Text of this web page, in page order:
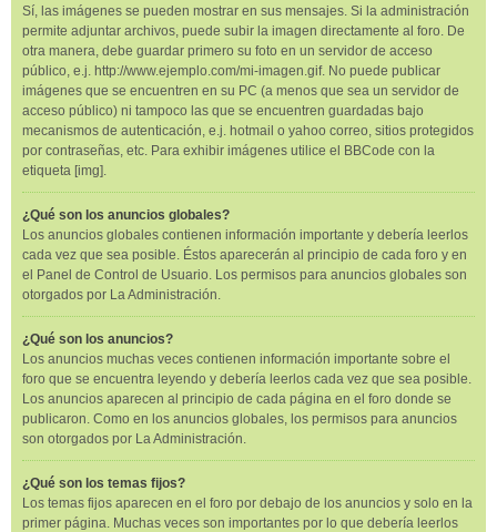
Sí, las imágenes se pueden mostrar en sus mensajes. Si la administración
permite adjuntar archivos, puede subir la imagen directamente al foro. De
otra manera, debe guardar primero su foto en un servidor de acceso
público, e.j. http://www.ejemplo.com/mi-imagen.gif. No puede publicar
imágenes que se encuentren en su PC (a menos que sea un servidor de
acceso público) ni tampoco las que se encuentren guardadas bajo
mecanismos de autenticación, e.j. hotmail o yahoo correo, sitios protegidos
por contraseñas, etc. Para exhibir imágenes utilice el BBCode con la
etiqueta [img].
¿Qué son los anuncios globales?
Los anuncios globales contienen información importante y debería leerlos
cada vez que sea posible. Éstos aparecerán al principio de cada foro y en
el Panel de Control de Usuario. Los permisos para anuncios globales son
otorgados por La Administración.
¿Qué son los anuncios?
Los anuncios muchas veces contienen información importante sobre el
foro que se encuentra leyendo y debería leerlos cada vez que sea posible.
Los anuncios aparecen al principio de cada página en el foro donde se
publicaron. Como en los anuncios globales, los permisos para anuncios
son otorgados por La Administración.
¿Qué son los temas fijos?
Los temas fijos aparecen en el foro por debajo de los anuncios y solo en la
primer página. Muchas veces son importantes por lo que debería leerlos